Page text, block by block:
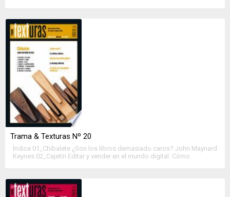
concentración del mercado editorial en Portugal Nuno Seabra Lopes
La gestión de lo escrito: […]
Trama & Texturas Nº 20
Índice 01_Chibalete ¿Son los libros demasiado caros? John Maynard
Keynes 02_Cajetín Editar y vender en el mundo digital. Cómo
Rodríguez La teoría del ‘e-book’ Joseph Esposito La importancia del
saber tecnológico en las editoriales […]